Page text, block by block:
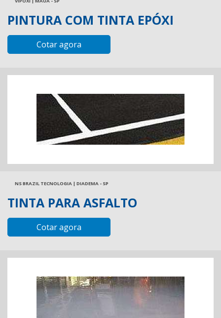
PINTURA COM TINTA EPÓXI
Cotar agora
NS BRAZIL TECNOLOGIA | DIADEMA - SP
TINTA PARA ASFALTO
Cotar agora